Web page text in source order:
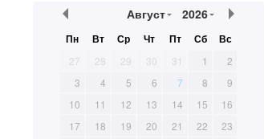
Август 2026
Пн Вт Ср Чт Пт Сб Вс
27 28 29 30 31 1
2
3
4 5 6 7 8
9
10
11 12 13 14 15
16
17
18 19 20 21 22
23